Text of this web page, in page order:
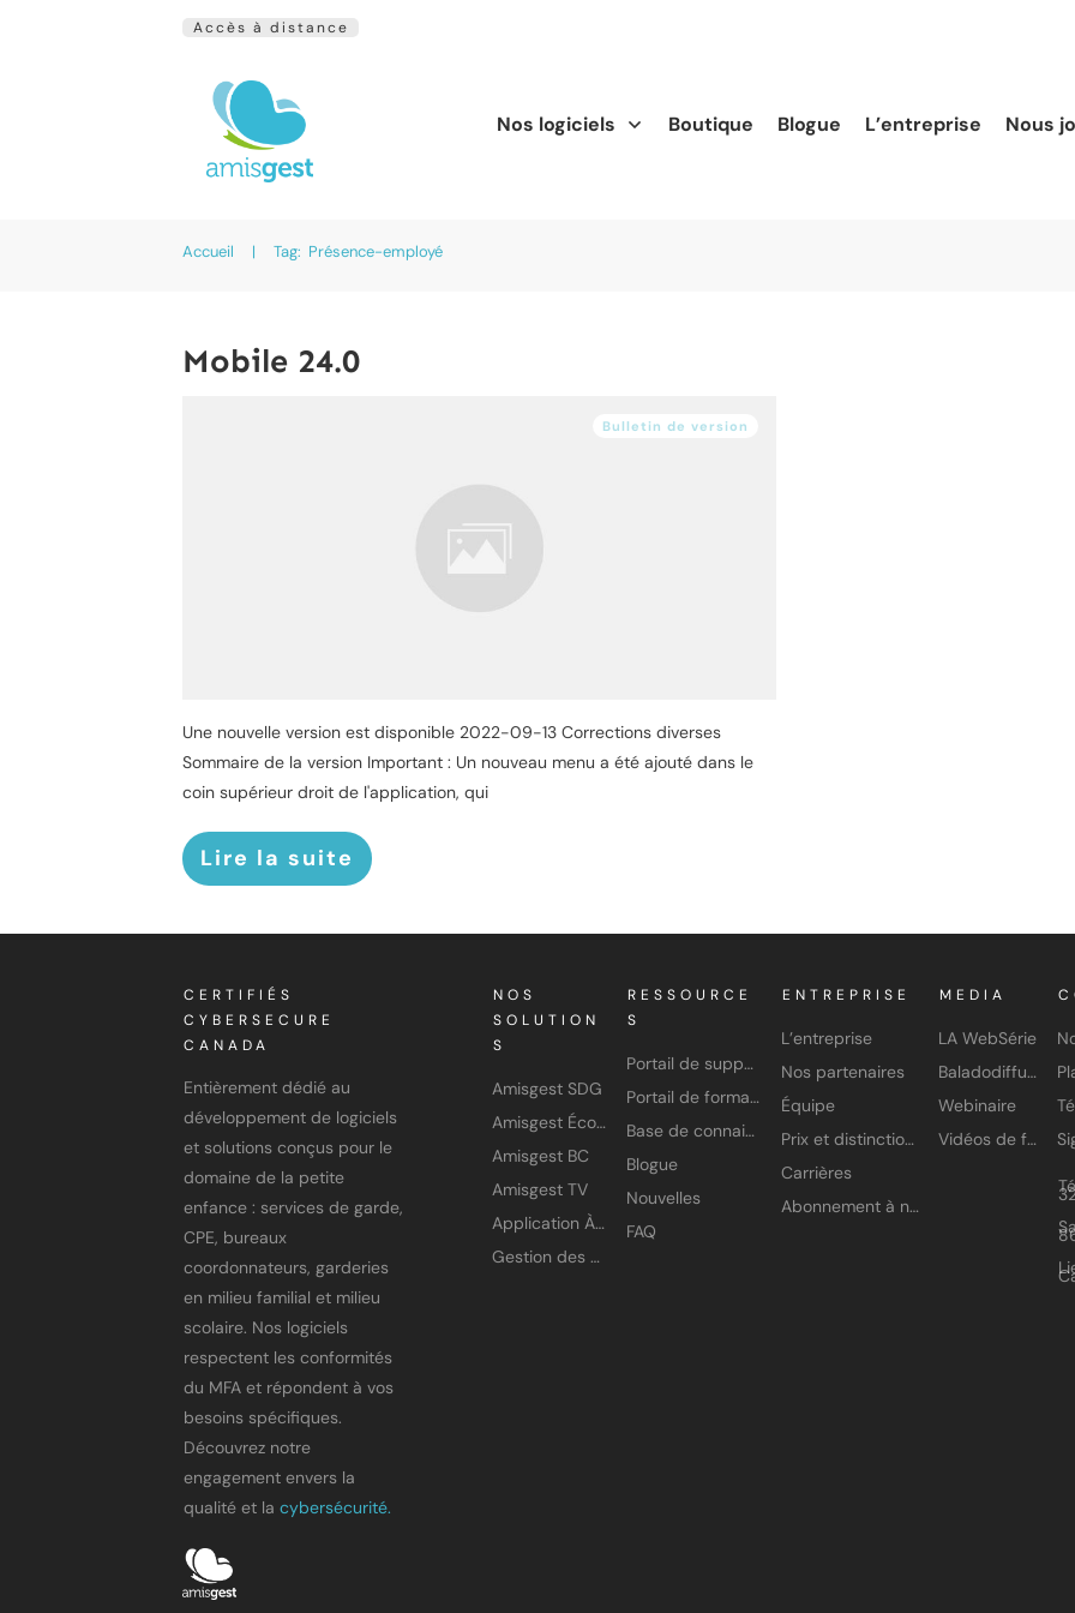
Accès à distance
Nos logiciels Boutique Blogue L’entreprise Nous
Accueil | Tag: Présence-employé
Mobile 24.0
Bulletin de version
Une nouvelle version est disponible 2022-09-13 Corrections diverses
Sommaire de la version Important : Un nouveau menu a été ajouté dans le
coin supérieur droit de l'application, qui
Lire la suite
CERTIFIÉS
CYBERSECURE
CANADA
Entièrement dédié au
développement de logiciels
et solutions conçus pour le
domaine de la petite
enfance : services de garde,
CPE, bureaux
coordonnateurs, garderies
en milieu familial et milieu
scolaire. Nos logiciels
respectent les conformités
du MFA et répondent à vos
besoins spécifiques.
Découvrez notre
engagement envers la
qualité et la cybersécurité.
NOS
SOLUTION
S
Amisgest SDG
Amisgest École
Amisgest BC
Amisgest TV
Application À petits pas
Gestion des accès
RESSOURCE
S
Portail de support
Portail de formation
Base de connaissances
Blogue
Nouvelles
FAQ
ENTREPRISE
L’entreprise
Nos partenaires
Équipe
Prix et distinctions
Carrières
Abonnement à nos infolettres
MEDIA
LA WebSérie
Baladodiffusion
Webinaire
Vidéos de formation